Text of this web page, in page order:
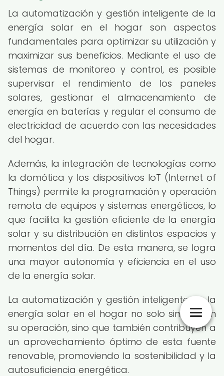
La automatización y gestión inteligente de la
energía solar en el hogar son aspectos
fundamentales para optimizar su utilización y
maximizar sus beneficios. Mediante el uso de
sistemas de monitoreo y control, es posible
supervisar el rendimiento de los paneles
solares, gestionar el almacenamiento de
energía en baterías y regular el consumo de
electricidad de acuerdo con las necesidades
del hogar.
Además, la integración de tecnologías como
la domótica y los dispositivos IoT (Internet of
Things) permite la programación y operación
remota de equipos y sistemas energéticos, lo
que facilita la gestión eficiente de la energía
solar y su distribución en distintos espacios y
momentos del día. De esta manera, se logra
una mayor autonomía y eficiencia en el uso
de la energía solar.
La automatización y gestión inteligente de la
energía solar en el hogar no solo simplifican
su operación, sino que también contribuyen a
un aprovechamiento óptimo de esta fuente
renovable, promoviendo la sostenibilidad y la
autosuficiencia energética.